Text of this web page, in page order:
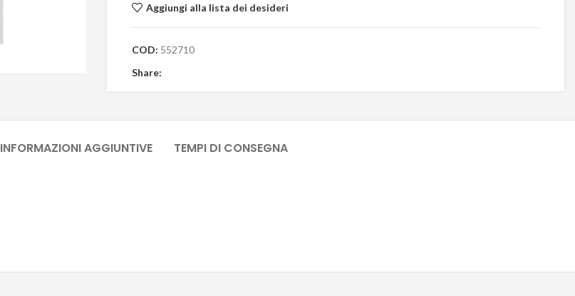
Aggiungi alla lista dei desideri
COD: 552710
Share:
INFORMAZIONI AGGIUNTIVE TEMPI DI CONSEGNA